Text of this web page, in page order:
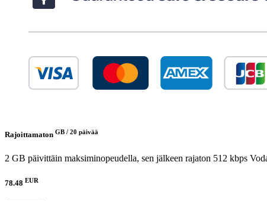
Rajoittamaton GB / 20 päivää
2 GB päivittäin maksiminopeudella, sen jälkeen rajaton 512 kbps
78.48 EUR